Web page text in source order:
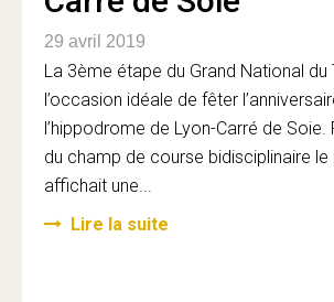
29 avril 2019
La 3ème étape du Grand National du
l’occasion idéale de fêter
l’hippodrome de Lyon-Carré de Soie.
du champ de course bidisciplinaire
affichait une...
Lire la suite